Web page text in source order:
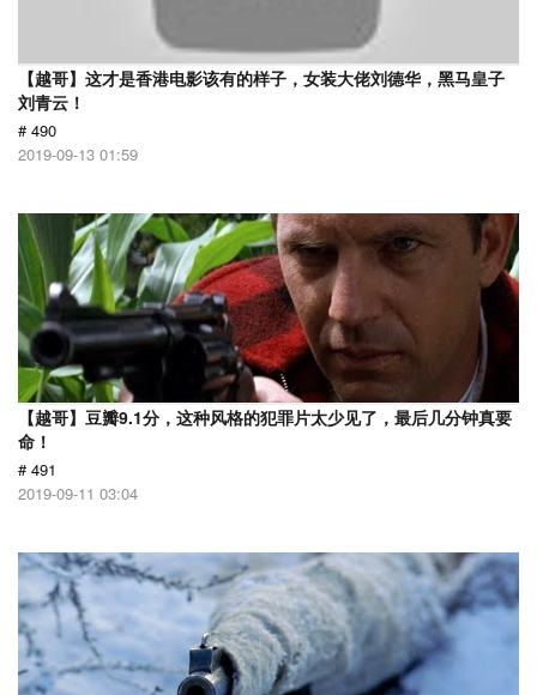
【越哥】这才是香港电影该有的样子，女装大佬刘德华，黑马皇子
刘青云！
# 490
2019-09-13 01:59
【越哥】豆瓣9.1分，这种风格的犯罪片太少见了，最后几分钟真要
命！
# 491
2019-09-11 03:04